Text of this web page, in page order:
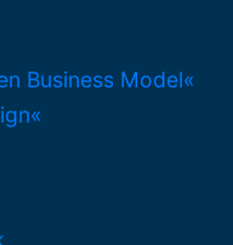
Business Model«